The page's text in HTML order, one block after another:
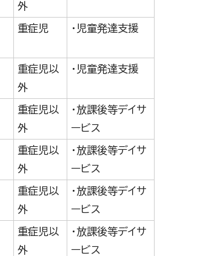
外
重症児 ・児童発達支援
重症児以
外
・児童発達支援
重症児以
外
・放課後等デイサ
ービス
重症児以
外
・放課後等デイサ
ービス
重症児以
外
・放課後等デイサ
ービス
重症児以
外
・放課後等デイサ
ービス